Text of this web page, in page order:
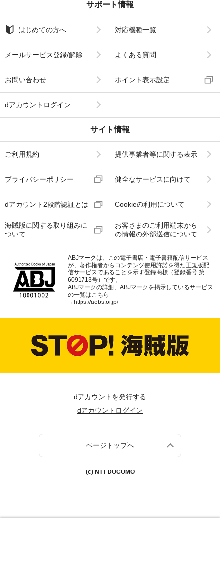
サポート情報
はじめての方へ 対応機種一覧
メールサービス登録/解除 よくある質問
お問い合わせ ポイント表示設定
dアカウントログイン
サイト情報
ご利用規約 提供事業者等に関する表示
プライバシーポリシー 健全なサービスに向けて
dアカウント2段階認証とは Cookieの利用について
海賊版に関する取り組みに
ついて
お客さまのご利用端末から
の情報の外部送信について
ABJマークは、この電子書店・電子書籍配信サービス
が、著作権者からコンテンツ使用許諾を得た正規版配
信サービスであることを示す登録商標（登録番号 第
6091713号）です。
ABJマークの詳細、ABJマークを掲示しているサービス
の一覧はこちら
→ https://aebs.or.jp/
dアカウントを発行する
dアカウントログイン
ページトップへ
(c) NTT DOCOMO